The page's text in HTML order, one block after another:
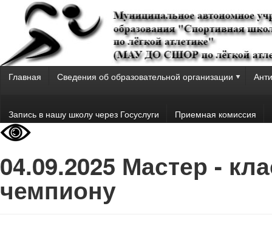
Главная Сведения об образовательной организации
Запись в нашу школу через Госуслуги Приемная комиссия
04.09.2025 Мастер -
чемпиону